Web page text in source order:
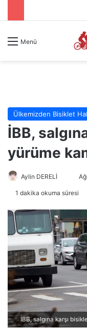
Menü
Ülkemizden Bisiklet
İBB,
yürüme
Aylin DERELİ
-
p
o
s
a
g
ö
n
1 dakika okuma süresi
İBB, salgına karşı